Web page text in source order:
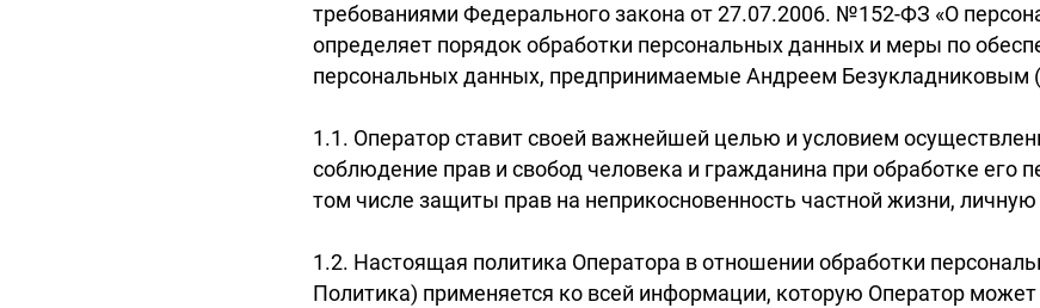
требованиями Федерального закона от 27.07.2006. №152-ФЗ «О
определяет порядок обработки персональных данных и меры по
персональных данных, предпринимаемые Андреем Безукладниковым
1.1. Оператор ставит своей важнейшей целью и условием
соблюдение прав и свобод человека и гражданина при обработке его
том числе защиты прав на неприкосновенность частной жизни,
1.2. Настоящая политика Оператора в отношении обработки
Политика) применяется ко всей информации, которую Оператор может